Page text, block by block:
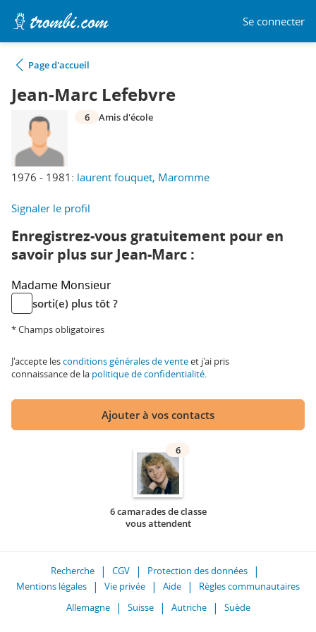
Se connecter
Page d'accueil
Jean-Marc Lefebvre
1976 - 1981: laurent fouquet, Maromme
6 Amis d'école
Signaler le profil
Enregistrez-vous gratuitement pour en
savoir plus sur Jean-Marc :
Madame Monsieur
sorti(e) plus tôt ?
* Champs obligatoires
J'accepte lesconditions générales de venteet j'ai pris
connaissance de la politique de confidentialité.
Ajouter à vos contacts
6
6 camarades de classe
vous attendent
Recherche CGV
Protection des données
Mentions légales
Vie privée Aide
Règles communautaires
Allemagne
Suisse Autriche Suède